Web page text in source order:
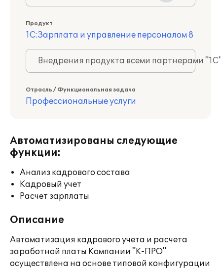
Продукт
1С:Зарплата и управление персоналом 8
Внедрения продукта всеми партнерами
Отрасль / Функциональная задача
Профессиональные услуги
Автоматизированы следующие
функции:
Анализ кадрового состава
Кадровый учет
Расчет зарплаты
Описание
Автоматизация кадрового учета и расчета
заработной платы Компании "К-ПРО"
осуществлена на основе типовой конфигурации